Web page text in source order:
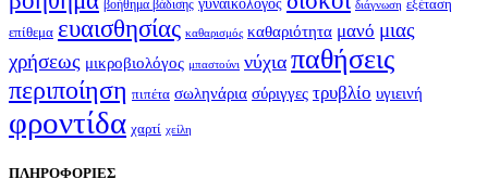
βοήθημα βάδισης γυναικολόγος διάγνωση εξέταση
επίθεμα ευαισθησίας καθαρισμός καθαριότητα μανό μιας
χρήσεως μικροβιολόγος μπαστούνι νύχια παθήσεις
περιποίηση πιπέτα σωληνάρια σύριγγες τρυβλίο υγιεινή
φροντίδα χαρτί χείλη
ΠΛΗΡΟΦΟΡΙΕΣ